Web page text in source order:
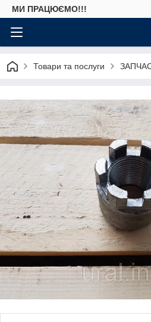
МИ ПРАЦЮЄМО!!!
Товари та послуги